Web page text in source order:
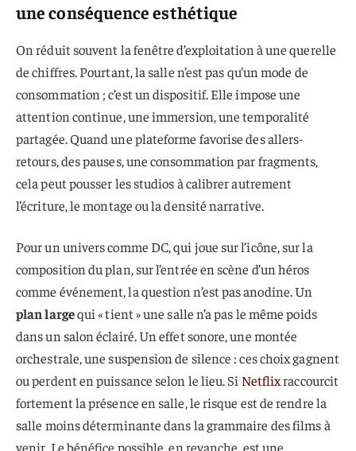
une conséquence esthétique
On réduit souvent la fenêtre d’exploitation à une querelle
de chiffres. Pourtant, la salle n’est pas qu’un mode de
consommation ; c’est un dispositif. Elle impose une
attention continue, une immersion, une temporalité
partagée. Quand une plateforme favorise des allers-
retours, des pauses, une consommation par fragments,
cela peut pousser les studios à calibrer autrement
l’écriture, le montage ou la densité narrative.
Pour un univers comme DC, qui joue sur l’icône, sur la
composition du plan, sur l’entrée en scène d’un héros
comme événement, la question n’est pas anodine. Un
plan largequi « tient » une salle n’a pas le même poids
dans un salon éclairé. Un effet sonore, une montée
orchestrale, une suspension de silence : ces choix gagnent
ou perdent en puissance selon le lieu. Si Netflixraccourcit
fortement la présence en salle, le risque est de rendre la
salle moins déterminante dans la grammaire des films à
venir. Le bénéfice possible, en revanche, est une